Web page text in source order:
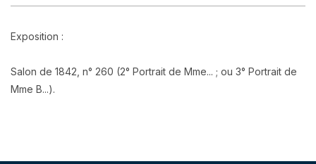
Exposition :
Salon de 1842, n° 260 (2° Portrait de Mme... ; ou 3° Portrait de
Mme B...).